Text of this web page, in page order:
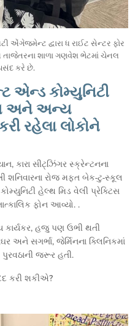
એંગેજમેન્ટ દ્વારા ધ રાઈટ સેન્ટર ફોર
તાજેતરના શાળા ગણવેશ ભેટમાં ચેનલ
પસંદ કરે છે.
એન્ડ કોમ્યુનિટી
અને અન્ય
રહેલા લોકોને
કારા સીટ્ઝિંગર સ્ક્રેન્ટનના
શનિવારના રોજ મફત બેક-ટુ-સ્કૂલ
હેલ્થ મિડ વેલી પ્રેક્ટિસ
ફોન આવ્યો. .
કાર્યકર, હજુ પણ ઉભી થતી
અને સગર્ભા, જેર્મિનના ક્લિનિકમાં
જરૂર હતી.
કરી શકીએ?